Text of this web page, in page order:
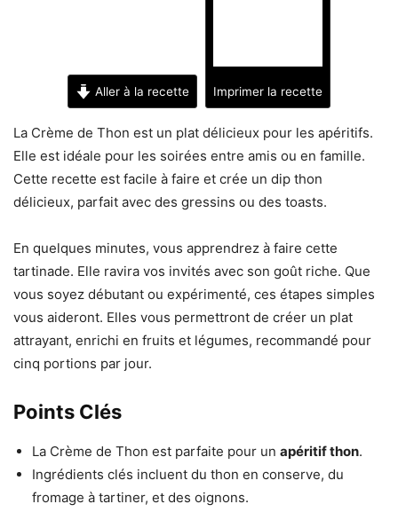
Aller à la recette Imprimer la recette
La Crème de Thon est un plat délicieux pour les apéritifs.
Elle est idéale pour les soirées entre amis ou en famille.
Cette recette est facile à faire et crée un dip thon
délicieux, parfait avec des gressins ou des toasts.
En quelques minutes, vous apprendrez à faire cette
tartinade. Elle ravira vos invités avec son goût riche. Que
vous soyez débutant ou expérimenté, ces étapes simples
vous aideront. Elles vous permettront de créer un plat
attrayant, enrichi en fruits et légumes, recommandé pour
cinq portions par jour.
Points Clés
La Crème de Thon est parfaite pour un apéritif thon.
Ingrédients clés incluent du thon en conserve, du
fromage à tartiner, et des oignons.